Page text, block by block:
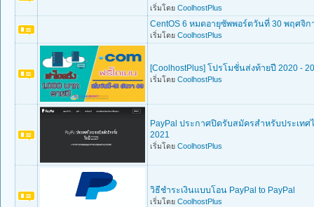
เริ่มโดย CoolhostPlus
CentOS 6 หมดอายุซัพพอร์ตวันที่ 30 พฤศจิ
เริ่มโดย CoolhostPlus
[CoolhostPlus] โปรโมชั่นส่งท้ายปี 2020 -
เริ่มโดย CoolhostPlus
PayPal ประกาศปิดรับสมัครสำหรับประเทศ
2021
เริ่มโดย CoolhostPlus
วิธีชำระเงินแบบโอน PayPal to PayPal
เริ่มโดย CoolhostPlus